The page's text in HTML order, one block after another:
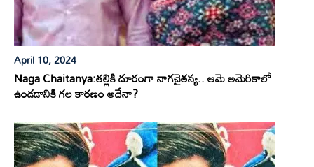
April 10, 2024
Naga Chaitanya:తల్లికి దూరంగా నాగచైతన్య.. ఆమె అమెరికాలో
ఉండడానికి గల కారణం అదేనా?